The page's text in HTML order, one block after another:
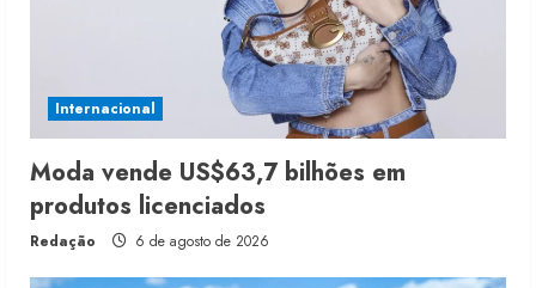
Internacional
Moda vende US$63,7 bilhões em
produtos licenciados
Redação 6 de agosto de 2026